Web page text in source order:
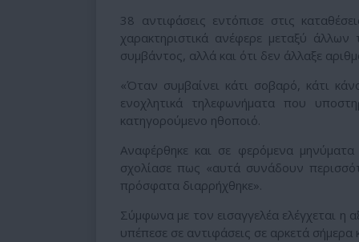
38 αντιφάσεις εντόπισε στις
χαρακτηριστικά ανέφερε μεταξύ
συμβάντος, αλλά και ότι δεν άλλαξε
«Όταν συμβαίνει κάτι σοβαρό, κάτι
ενοχλητικά τηλεφωνήματα που
κατηγορούμενο ηθοποιό.
Αναφέρθηκε και σε φερόμενα
σχολίασε πως «αυτά συνάδουν
πρόσφατα διαρρήχθηκε».
Σύμφωνα με τον εισαγγελέα ελέγχεται η
υπέπεσε σε αντιφάσεις σε αρκετά